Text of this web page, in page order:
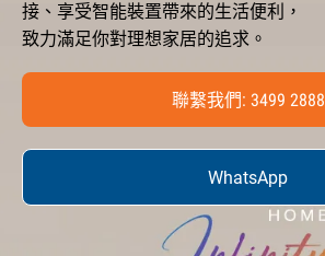
接、享受智能裝置帶來的生活便利，
致力滿足你對理想家居的追求。
聯繫我們: 3499 2888
WhatsApp